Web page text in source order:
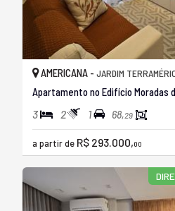
AMERICANA - JARDIM
Apartamento no Edifício Moradas
3 2 1 68,29
a partir de R$ 293.000,00